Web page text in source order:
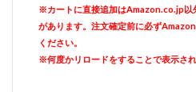
※カートに直接追加はAmazon.co.jp以
があります。注文確定前に必ず
ください。
※何度かリロードをすることで表示され